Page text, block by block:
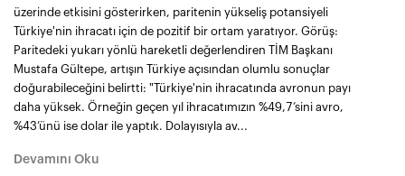
üzerinde etkisini gösterirken, paritenin yükseliş potansiyeli
Türkiye'nin ihracatı için de pozitif bir ortam yaratıyor. Görüş:
Paritedeki yukarı yönlü hareketli değerlendiren TİM Başkanı
Mustafa Gültepe, artışın Türkiye açısından olumlu sonuçlar
doğurabileceğini belirtti: "Türkiye'nin ihracatında avronun payı
daha yüksek. Örneğin geçen yıl ihracatımızın %49,7’sini avro,
%43’ünü ise dolar ile yaptık. Dolayısıyla av...
Devamını Oku